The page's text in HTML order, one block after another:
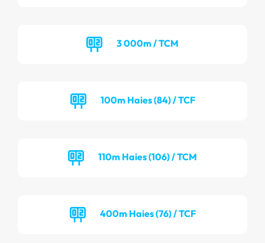
3 000m / TCM
100m Haies (84) / TCF
110m Haies (106) / TCM
400m Haies (76) / TCF